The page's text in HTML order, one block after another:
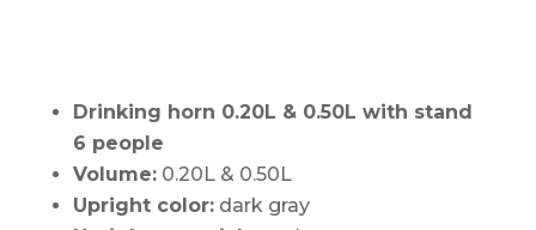
Drinking horn 0.20L & 0.50L with stand
6 people
Volume:0.20L & 0.50L
Upright color:dark gray